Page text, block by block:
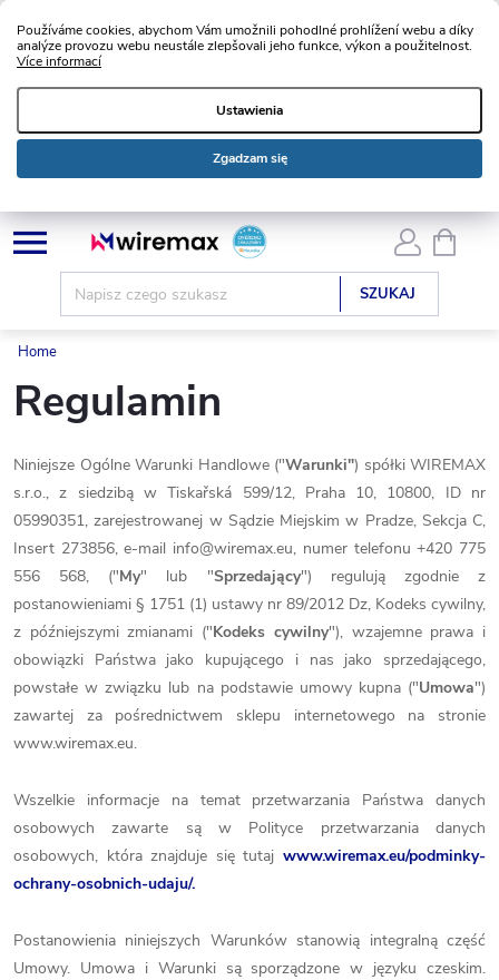
Používáme cookies, abychom Vám umožnili pohodlné prohlížení webu a díky
analýze provozu webu neustále zlepšovali jeho funkce, výkon a použitelnost.
Více informací
Ustawienia
Zgadzam się
Przejść
do
SZUKAJ
Home
Regulamin
Niniejsze Ogólne Warunki Handlowe ("Warunki") spółki WIREMAX
s.r.o., z siedzibą w Tiskařská 599/12, Praha 10, 10800, ID nr
05990351, zarejestrowanej w Sądzie Miejskim w Pradze, Sekcja C,
Insert 273856, e-mail info@wiremax.eu, numer telefonu +420 775
556 568, ("My" lub "Sprzedający") regulują zgodnie z
postanowieniami § 1751 (1) ustawy nr 89/2012 Dz, Kodeks cywilny,
z późniejszymi zmianami ("Kodeks cywilny"), wzajemne prawa i
obowiązki Państwa jako kupującego i nas jako sprzedającego,
powstałe w związku lub na podstawie umowy kupna ("Umowa")
zawartej za pośrednictwem sklepu internetowego na stronie
www.wiremax.eu.
Wszelkie informacje na temat przetwarzania Państwa danych
osobowych zawarte są w Polityce przetwarzania danych
osobowych, która znajduje się tutaj www.wiremax.eu/podminky-
ochrany-osobnich-udaju/.
Postanowienia niniejszych Warunków stanowią integralną część
Umowy. Umowa i Warunki są sporządzone w języku czeskim.